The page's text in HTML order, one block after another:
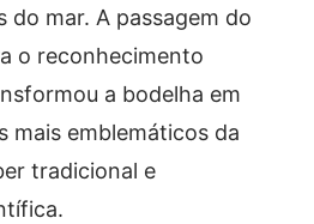
do mar. A passagem do
o reconhecimento
a bodelha em
mais emblemáticos da
tradicional e